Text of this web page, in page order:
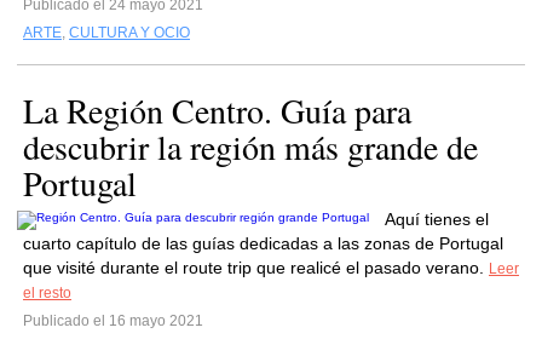
Publicado el 24 mayo 2021
ARTE, CULTURA Y OCIO
La Región Centro. Guía para
descubrir la región más grande de
Portugal
Aquí tienes el
cuarto capítulo de las guías dedicadas a las zonas de Portugal
que visité durante el route trip que realicé el pasado verano.
Leer
el resto
Publicado el 16 mayo 2021